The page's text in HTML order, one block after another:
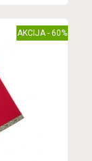
AKCIJA - 60%